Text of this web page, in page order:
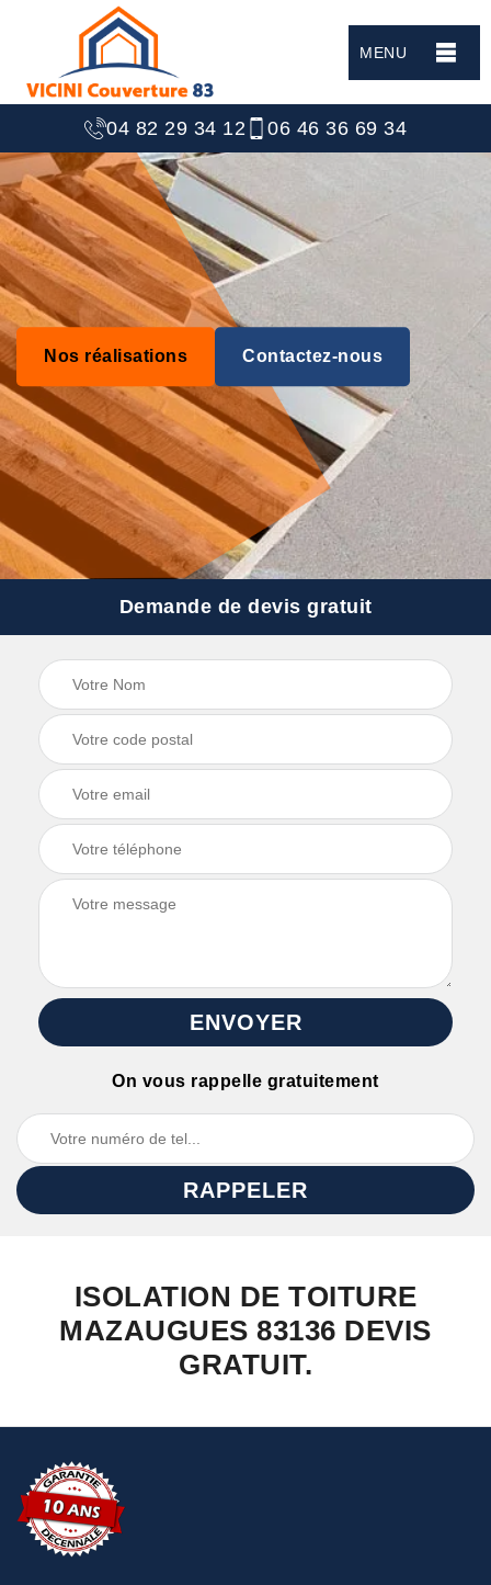
MENU
04 82 29 34 12 06 46 36 69 34
Nos réalisations Contactez-nous
Demande de devis gratuit
On vous rappelle gratuitement
ISOLATION DE TOITURE
MAZAUGUES 83136 DEVIS
GRATUIT.